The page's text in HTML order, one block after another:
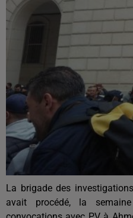
La brigade des
avait procédé, la